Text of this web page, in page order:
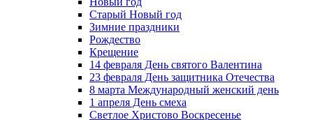
Старый Новый год
Зимние праздники
Рождество
Крещение
14 февраля День святого Валентина
23 февраля День защитника Отечества
8 марта Международный женский день
1 апреля День смеха
Светлое Христово Воскресенье